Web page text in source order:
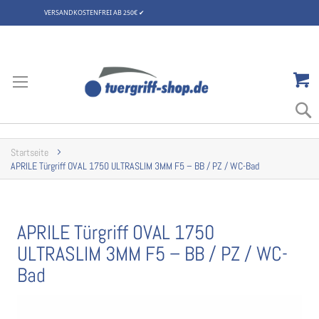
VERSANDKOSTENFREI AB 250€ ✔
springen
Startseite
APRILE Türgriff OVAL 1750 ULTRASLIM 3MM F5 – BB / PZ / WC-Bad
APRILE Türgriff OVAL 1750
ULTRASLIM 3MM F5 – BB / PZ / WC-
Bad